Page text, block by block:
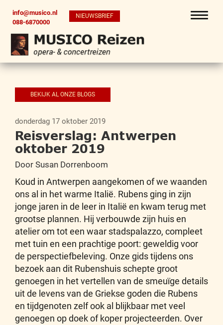
info@musico.nl
088-6870000
NIEUWSBRIEF
BEKIJK AL ONZE BLOGS
donderdag 17 oktober 2019
Reisverslag: Antwerpen
oktober 2019
Door Susan Dorrenboom
Koud in Antwerpen aangekomen of we waanden
ons al in het warme Italië. Rubens ging in zijn
jonge jaren in de leer in Italië en kwam terug met
grootse plannen. Hij verbouwde zijn huis en
atelier om tot een waar stadspalazzo, compleet
met tuin en een prachtige poort: geweldig voor
de perspectiefbeleving. Onze gids tijdens ons
bezoek aan dit Rubenshuis schepte groot
genoegen in het vertellen van de smeuïge details
uit de levens van de Griekse goden die Rubens
en tijdgenoten zelf ook al blijkbaar met veel
genoegen op doek of koper projecteerden. Over